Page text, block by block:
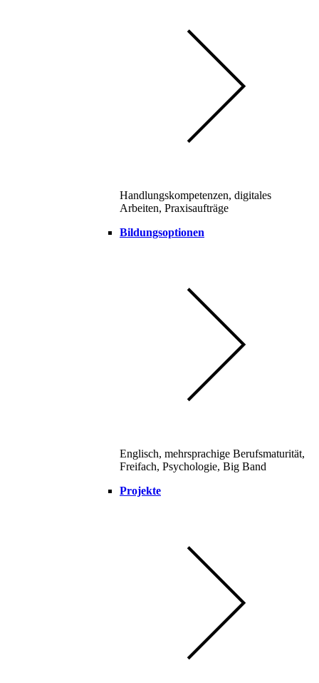
Handlungskompetenzen, digitales
Arbeiten, Praxisaufträge
Bildungsoptionen
Englisch, mehrsprachige Berufsmaturität,
Freifach, Psychologie, Big Band
Projekte